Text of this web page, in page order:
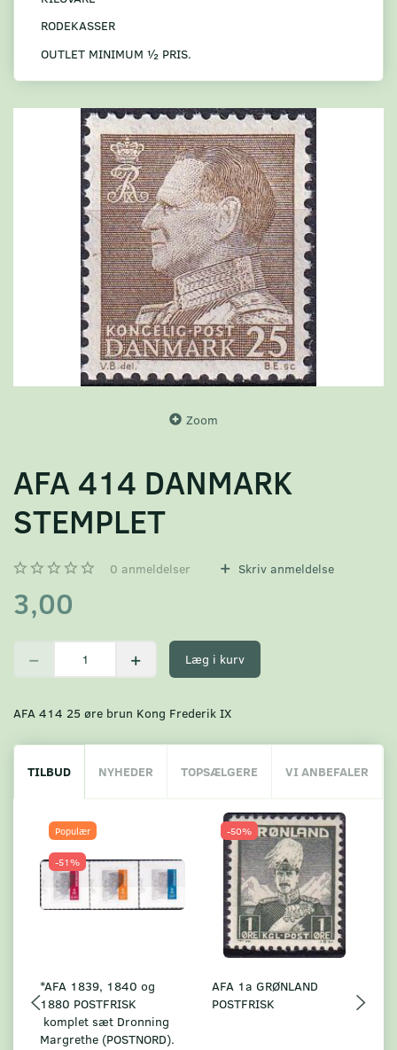
RODEKASSER
OUTLET MINIMUM ½ PRIS.
Zoom
AFA 414 DANMARK
STEMPLET
0 anmeldelser Skriv anmeldelse
3,00
Læg i kurv
AFA 414 25 øre brun Kong Frederik IX
TILBUD NYHEDER TOPSÆLGERE VI ANBEFALER
Populær
-51%
*AFA 1839, 1840 og
1880 POSTFRISK
komplet sæt Dronning
Margrethe (POSTNORD).
-50%
AFA 1a GRØNLAND
POSTFRISK